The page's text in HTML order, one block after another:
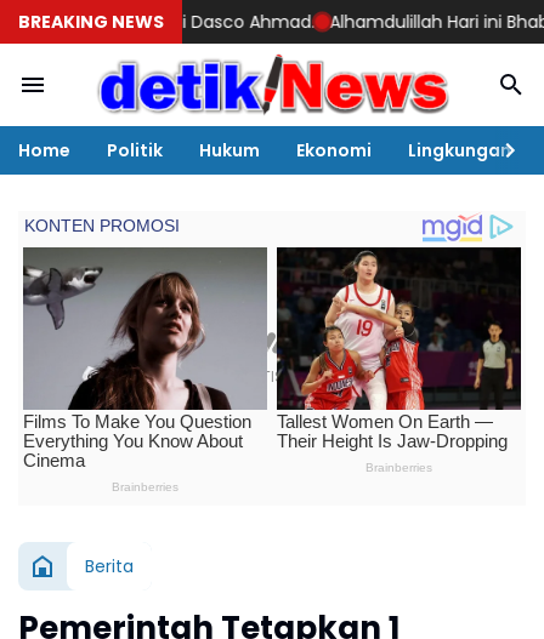
BREAKING NEWS
Dasco Ahmad. Alhamdulillah Hari ini Bhabinkamtibmas
Home Politik Hukum Ekonomi Lingkungan
Berita
Pemerintah Tetapkan 1